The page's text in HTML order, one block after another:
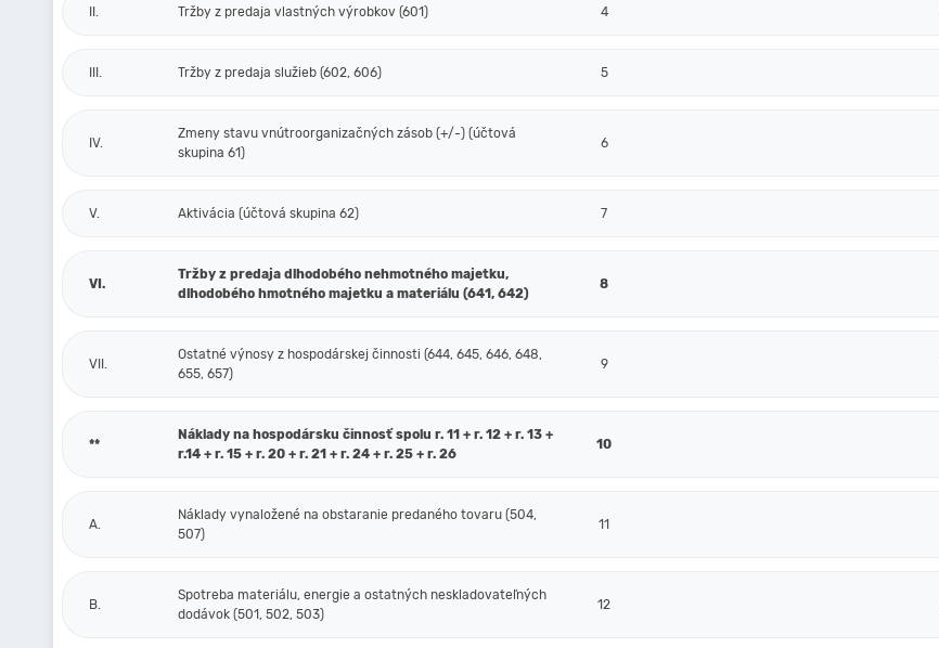
II. Tržby z predaja vlastných výrobkov (601) 4
III. Tržby z predaja služieb (602, 606) 5
IV.
Zmeny stavu vnútroorganizačných zásob (+/-) (účtová
skupina 61)
6
V. Aktivácia (účtová skupina 62) 7
VI.
Tržby z predaja dlhodobého nehmotného majetku,
dlhodobého hmotného majetku a materiálu (641, 642)
8
VII.
Ostatné výnosy z hospodárskej činnosti (644, 645, 646, 648,
655, 657)
9
**
Náklady na hospodársku činnosť spolu r. 11 + r. 12 + r. 13 +
r.14 + r. 15 + r. 20 + r. 21 + r. 24 + r. 25 + r. 26
10
A.
Náklady vynaložené na obstaranie predaného tovaru (504,
507)
11
B.
Spotreba materiálu, energie a ostatných neskladovateľných
dodávok (501, 502, 503)
12